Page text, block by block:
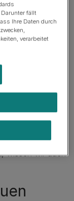
heutigen
dass man
stimmt: Sind
sind sie.
auf ihre
voller Freude
kannst es
und
nicht
wissen wir auch
fällt
Ihre Daten durch
verarbeitet